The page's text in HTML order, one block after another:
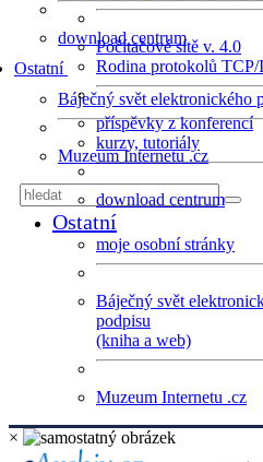
download centrum
Ostatní
Báječný svět elektronického
Muzeum Internetu .cz
Počítačové sítě v. 4.0
Rodina protokolů TCP/
příspěvky z konferencí
kurzy, tutoriály
download centrum
Ostatní
moje osobní stránky
Báječný svět
podpisu
(kniha a web)
Muzeum Internetu .cz
×